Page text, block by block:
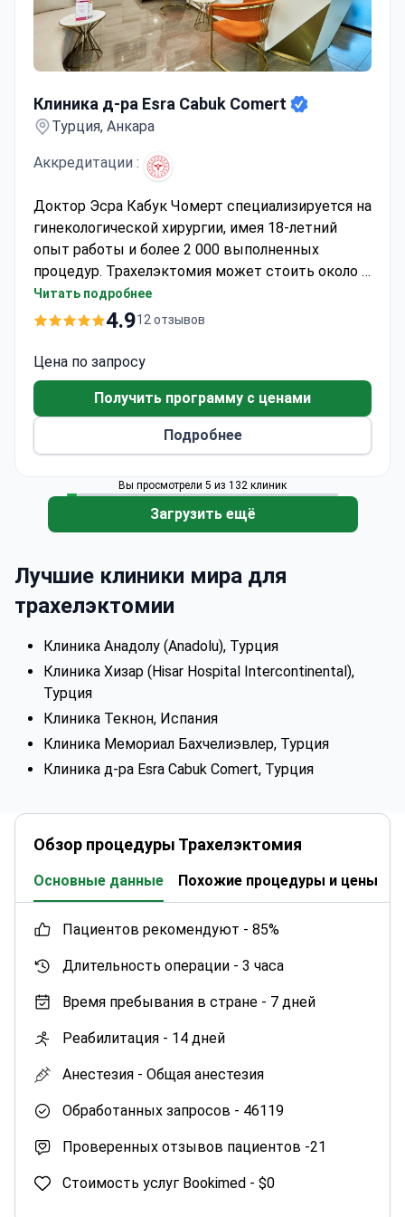
Клиника д-ра Esra Cabuk Comert
Турция, Анкара
Аккредитации :
Доктор Эсра Кабук Чомерт специализируется на
гинекологической хирургии, имея 18-летний
опыт работы и более 2 000 выполненных
процедур. Трахелэктомия может стоить около 2
900 €, что обычно включает саму операцию,
медицинское обследование и биопсию шейки
день с немедленным восстановлением
мобильности. Доктор Чомерт является членом
Турецкой медицинской ассоциации и
занимается исключительно вопросами
женского здоровья.
Читать подробнее
4.912 отзывов
Цена по запросу
Получить программу с ценами
Подробнее
Вы просмотрели 5 из 132 клиник
Загрузить ещё
Лучшие клиники мира для
трахелэктомии
Клиника Анадолу (Anadolu), Турция
Клиника Хизар (Hisar Hospital Intercontinental),
Турция
Клиника Текнон, Испания
Клиника Мемориал Бахчелиэвлер, Турция
Клиника д-ра Esra Cabuk Comert, Турция
Обзор процедуры Трахелэктомия
Основные данные Похожие процедуры и цены
пациентов рекомендуют - 85%
Длительность операции - 3 часа
Время пребывания в стране - 7 дней
Реабилитация - 14 дней
Анестезия - Общая анестезия
Обработанных запросов - 46119
Проверенных отзывов пациентов -21
Стоимость услуг Bookimed - $0